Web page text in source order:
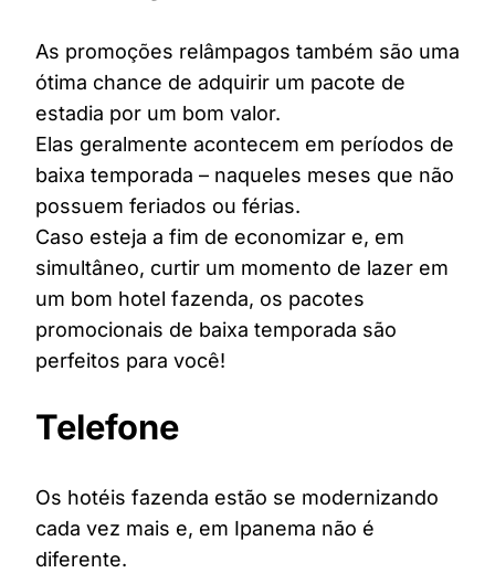
As promoções relâmpagos também são uma
ótima chance de adquirir um pacote de
estadia por um bom valor.
Elas geralmente acontecem em períodos de
baixa temporada – naqueles meses que não
possuem feriados ou férias.
Caso esteja a fim de economizar e, em
simultâneo, curtir um momento de lazer em
um bom hotel fazenda, os pacotes
promocionais de baixa temporada são
perfeitos para você!
Telefone
Os hotéis fazenda estão se modernizando
cada vez mais e, em Ipanema não é
diferente.